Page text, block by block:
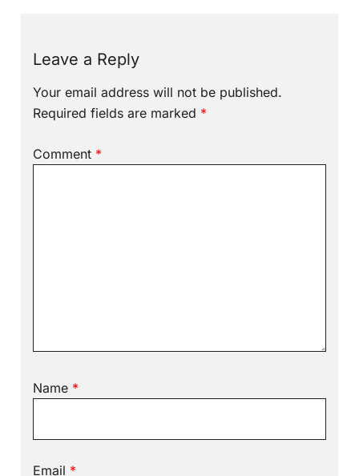
Leave a Reply
Your email address will not be published.
Required fields are marked *
Comment *
Name *
Email *